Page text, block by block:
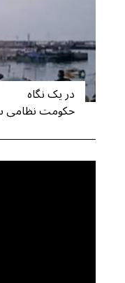
در یک نگاه
حکومت نظامی